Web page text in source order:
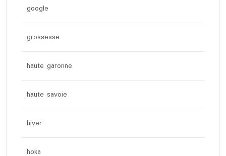
google
grossesse
haute garonne
haute savoie
hiver
hoka